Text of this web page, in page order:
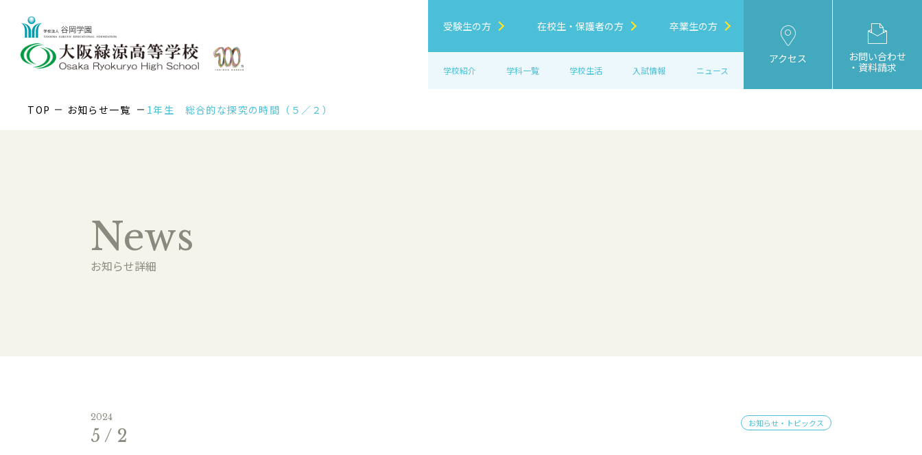
受験生の方 在校生・保護者の方 卒業生の方
学校紹介 学科一覧 学校生活 入試情報 ニュース
アクセス
お問い合わせ
・資料請求
TOP お知らせ一覧 1年生 総合的な探究の時間（５／２）
News
お知らせ詳細
2024
5 / 2
お知らせ・トピックス